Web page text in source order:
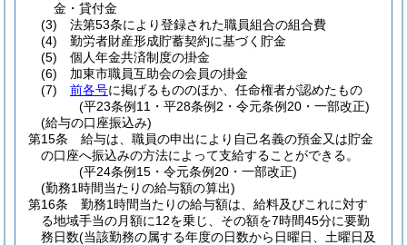
金・貸付金
(3)
法第53条により登録された職員組合の組合費
(4)
勤労者財産形成貯蓄契約に基づく貯金
(5)
個人年金共済制度の掛金
(6)
加東市職員互助会の会員の掛金
(7)
前各号に掲げるもののほか、任命権者が認めたもの
(平23条例11・平28条例2・令元条例20・一部改正)
(給与の口座振込み)
第15条
給与は、職員の申出により自己名義の預金又は貯金
の口座へ振込みの方法によって支給することができる。
(平24条例15・令元条例20・一部改正)
(勤務1時間当たりの給与額の算出)
第16条
勤務1時間当たりの給与額は、給料及びこれに対す
る地域手当の月額に12を乗じ、その額を7時間45分に要勤
務日数(当該勤務の属する年度の日数から日曜日、土曜日及